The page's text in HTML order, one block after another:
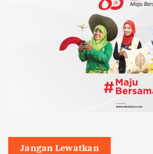
Jangan Lewatkan